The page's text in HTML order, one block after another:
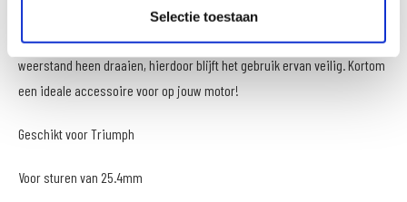
Selectie toestaan
cruise control erg intuïtief. Het gashendel blijft altijd bedienbaar, ook als
je de cruise control geactiveerd hebt, je kunt dus altijd door de
weerstand heen draaien, hierdoor blijft het gebruik ervan veilig. Kortom
een ideale accessoire voor op jouw motor!
Geschikt voor Triumph
Voor sturen van 25.4mm